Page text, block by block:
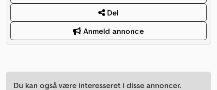
Del
Anmeld annonce
Du kan også være interesseret i disse annoncer.